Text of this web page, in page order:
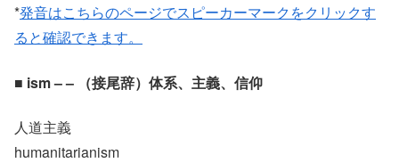
*発音はこちらのページでスピーカーマークをクリックす
ると確認できます。
■ ism – – （接尾辞）体系、主義、信仰
人道主義
humanitarianism